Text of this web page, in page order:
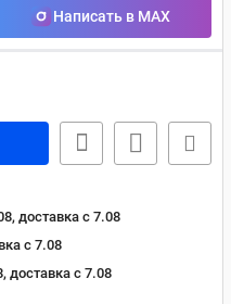
Написать в MAX
доставка c 7.08
c 7.08
доставка c 7.08